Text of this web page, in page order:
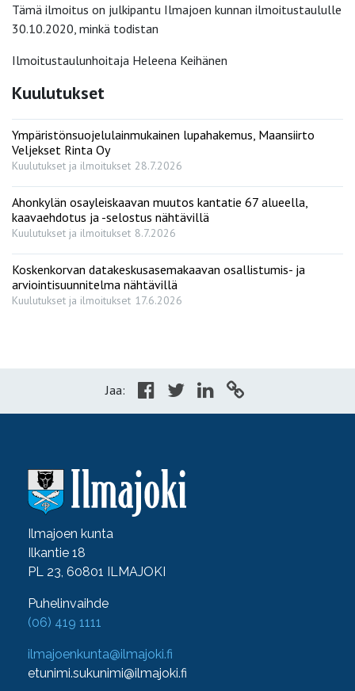
Tämä ilmoitus on julkipantu Ilmajoen kunnan ilmoitustaululle
30.10.2020, minkä todistan
Ilmoitustaulunhoitaja Heleena Keihänen
Kuulutukset
Ympäristönsuojelulainmukainen lupahakemus, Maansiirto
Veljekset Rinta Oy
Kuulutukset ja ilmoitukset 28.7.2026
Ahonkylän osayleiskaavan muutos kantatie 67 alueella,
kaavaehdotus ja -selostus nähtävillä
Kuulutukset ja ilmoitukset 8.7.2026
Koskenkorvan datakeskusasemakaavan osallistumis- ja
arviointisuunnitelma nähtävillä
Kuulutukset ja ilmoitukset 17.6.2026
Jaa:
Ilmajoen kunta
Ilkantie 18
PL 23, 60801 ILMAJOKI
Puhelinvaihde
(06) 419 1111
ilmajoenkunta@ilmajoki.fi
etunimi.sukunimi@ilmajoki.fi